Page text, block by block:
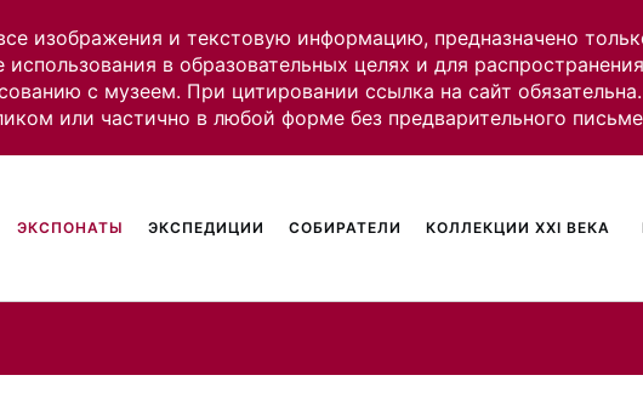
изображения и текстовую информацию, предназначено
в образовательных целях и для
с музеем. При цитировании ссылка на сайт
или частично в любой форме без предварительного
ЭКСПОНАТЫ ЭКСПЕДИЦИИ СОБИРАТЕЛИ КОЛЛЕКЦИИ XXI ВЕКА